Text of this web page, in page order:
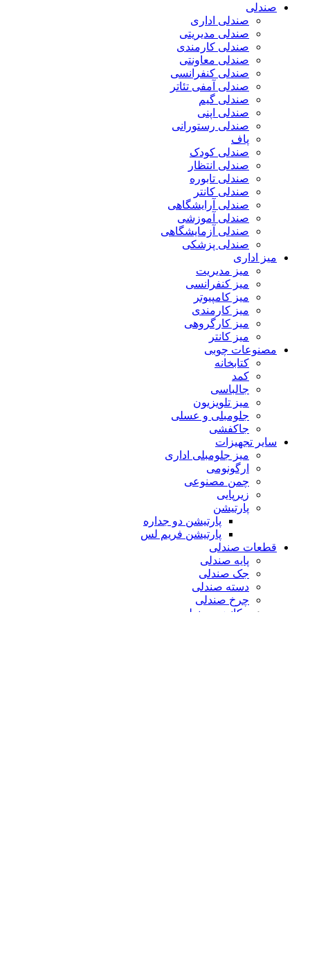
صندلی
صندلی اداری
صندلی مدیریتی
صندلی کارمندی
صندلی معاونتی
صندلی کنفرانسی
صندلی آمفی تئاتر
صندلی گیم
صندلی اپنی
صندلی رستورانی
پاف
صندلی کودک
صندلی انتظار
صندلی تابوره
صندلی کانتر
صندلی آرایشگاهی
صندلی آموزشی
صندلی آزمایشگاهی
صندلی پزشکی
میز اداری
میز مدیریت
میز کنفرانسی
میز کامپیوتر
میز کارمندی
میز کارگروهی
میز کانتر
مصنوعات چوبی
کتابخانه
کمد
جالباسی
میز تلویزیون
جلومبلی و عسلی
جاکفشی
سایر تجهیزات
میز جلومبلی اداری
ارگونومی
چمن مصنوعی
زیرپایی
پارتیشن
پارتیشن دو جداره
پارتیشن فریم لس
قطعات صندلی
پایه صندلی
جک صندلی
دسته صندلی
چرخ صندلی
مکانیزم صندلی